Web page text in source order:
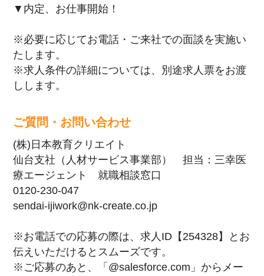
▼内定、お仕事開始！
※必要に応じてお電話・ご来社での面談を実施い
たします。
※求人条件の詳細については、別途求人票をお渡
しします。
ご質問・お問い合わせ
(株)日本教育クリエイト
仙台支社（人材サービス事業部） 担当：三幸医
療エージェント 就職相談窓口
0120-230-047
sendai-ijiwork@nk-create.co.jp
※お電話での応募の際は、求人ID【254328】とお
伝えいただけるとスムーズです。
※ご応募のあと、「@salesforce.com」からメー